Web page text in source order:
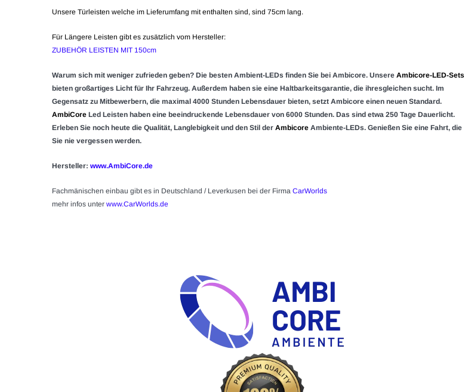
Unsere Türleisten welche im Lieferumfang mit enthalten sind, sind 75cm lang.
Für Längere Leisten gibt es zusätzlich vom Hersteller:
ZUBEHÖR LEISTEN MIT 150cm
Warum sich mit weniger zufrieden geben? Die besten Ambient-LEDs finden Sie bei Ambicore. Unsere Ambicore-LED-Sets
bieten großartiges Licht für Ihr Fahrzeug. Außerdem haben sie eine Haltbarkeitsgarantie, die ihresgleichen sucht. Im
Gegensatz zu Mitbewerbern, die maximal 4000 Stunden Lebensdauer bieten, setzt Ambicore einen neuen Standard.
AmbiCore Led Leisten haben eine beeindruckende Lebensdauer von 6000 Stunden. Das sind etwa 250 Tage Dauerlicht.
Erleben Sie noch heute die Qualität, Langlebigkeit und den Stil der Ambicore Ambiente-LEDs. Genießen Sie eine Fahrt, die
Sie nie vergessen werden.
Hersteller: www.AmbiCore.de
Fachmänischen einbau gibt es in Deutschland / Leverkusen bei der Firma CarWorlds
mehr infos unter www.CarWorlds.de